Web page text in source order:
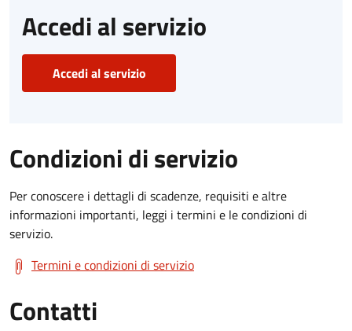
Accedi al servizio
Accedi al servizio
Condizioni di servizio
Per conoscere i dettagli di scadenze, requisiti e altre
informazioni importanti, leggi i termini e le condizioni di
servizio.
Termini e condizioni di servizio
Contatti